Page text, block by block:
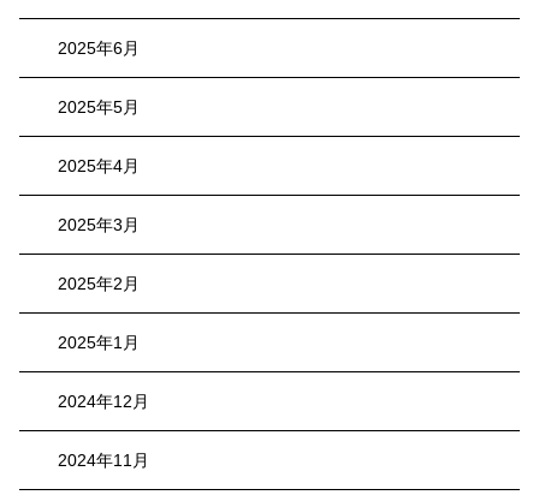
2025年6月
2025年5月
2025年4月
2025年3月
2025年2月
2025年1月
2024年12月
2024年11月